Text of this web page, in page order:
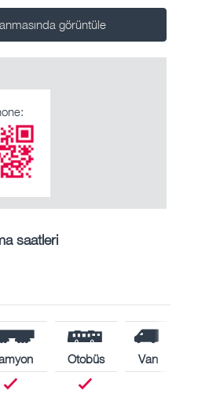
görüntüle
saatleri
Otobüs
Van